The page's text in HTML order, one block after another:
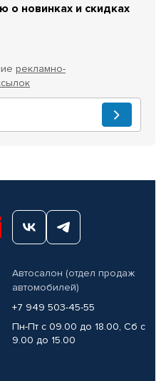
о новинках и скидках
рекламно-
Автосалон (отдел продаж
автомобилей)
+7 949 503-45-55
Пн-Пт с 09.00 до 18.00, Сб с
9.00 до 15.00